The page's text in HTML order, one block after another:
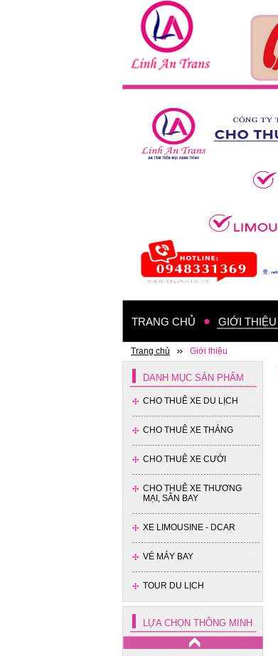
TRANG CHỦ GIỚI THIỆU
Trang chủ Giới thiệu
DANH MỤC SẢN PHẨM
CHO THUÊ XE DU LỊCH
CHO THUÊ XE THÁNG
CHO THUÊ XE CƯỚI
CHO THUÊ XE THƯƠNG
MẠI, SÂN BAY
XE LIMOUSINE - DCAR
VÉ MÁY BAY
TOUR DU LỊCH
LỰA CHỌN THÔNG MINH
Tour Huế- Đà Nẵng – Hội
An – 4 ngày 3 đêm
Tracomeco
Xe 35 chỗ - Thaco